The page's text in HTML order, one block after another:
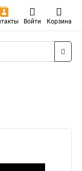
Войти Корзина